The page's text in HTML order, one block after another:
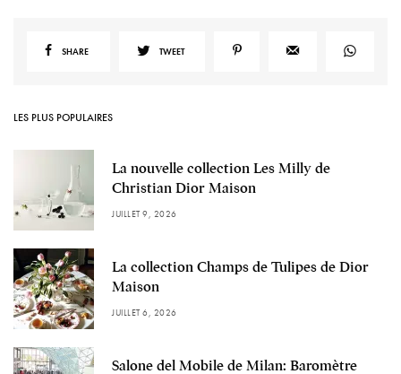
SHARE TWEET
LES PLUS POPULAIRES
La nouvelle collection Les Milly de
Christian Dior Maison
JUILLET 9, 2026
La collection Champs de Tulipes de Dior
Maison
JUILLET 6, 2026
Salone del Mobile de Milan: Baromètre